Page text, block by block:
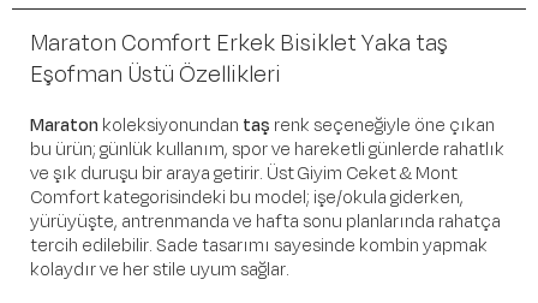
Maraton Comfort Erkek Bisiklet Yaka taş
Eşofman Üstü Özellikleri
Maraton koleksiyonundan taş renk seçeneğiyle öne çıkan
bu ürün; günlük kullanım, spor ve hareketli günlerde rahatlık
ve şık duruşu bir araya getirir. Üst Giyim Ceket & Mont
Comfort kategorisindeki bu model; işe/okula giderken,
yürüyüşte, antrenmanda ve hafta sonu planlarında rahatça
tercih edilebilir. Sade tasarımı sayesinde kombin yapmak
kolaydır ve her stile uyum sağlar.